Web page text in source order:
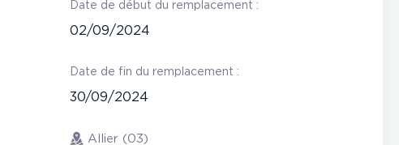
Date de début du remplacement :
02/09/2024
Date de fin du remplacement :
30/09/2024
Allier (03)